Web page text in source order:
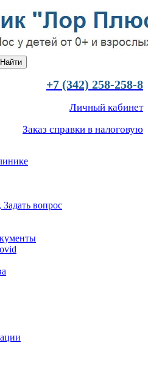
+7 (342) 258-258-8
Личный кабинет
Заказ справки в налоговую
вопрос